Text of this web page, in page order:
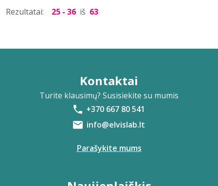
Rezultatai: 25 - 36 iš 63
Kontaktai
Turite klausimų? Susisiekite su mumis
+370 667 80 541
info@elvislab.lt
Parašykite mums